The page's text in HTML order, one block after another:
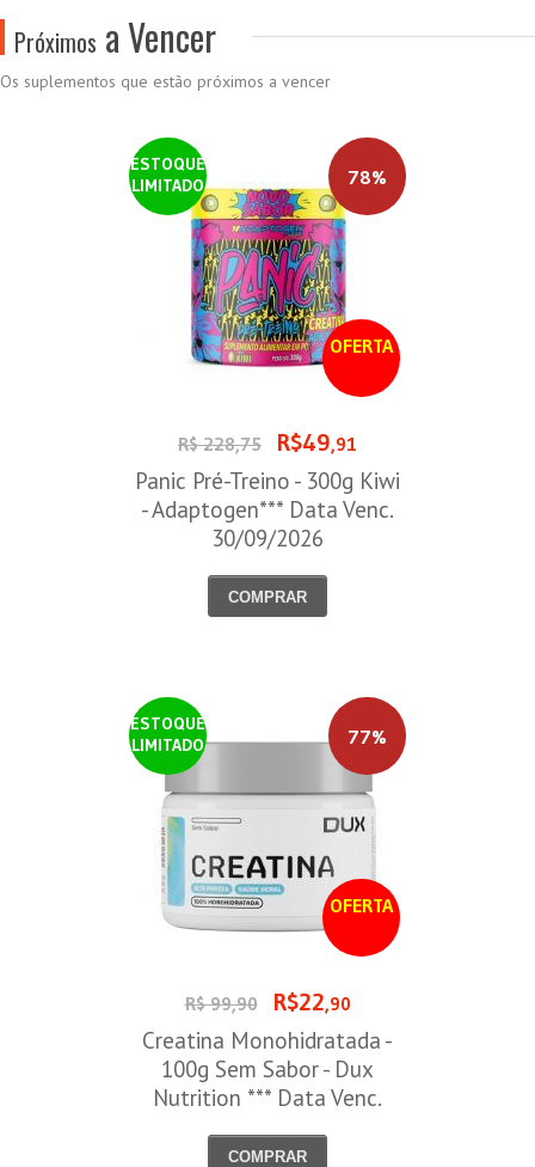
Próximos a Vencer
Os suplementos que estão próximos a vencer
ESTOQUE
LIMITADO
OFERTA
78%
R$ 228,75 R$49,91
Panic Pré-Treino - 300g Kiwi
- Adaptogen*** Data Venc.
30/09/2026
COMPRAR
ESTOQUE
LIMITADO
OFERTA
77%
R$ 99,90 R$22,90
Creatina Monohidratada -
100g Sem Sabor - Dux
Nutrition *** Data Venc.
COMPRAR